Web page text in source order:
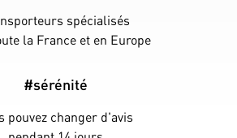
spécialisés
la France et en Europe
#sérénité
pouvez changer d'avis